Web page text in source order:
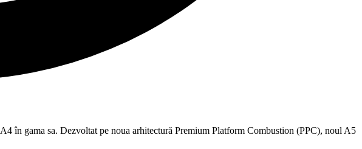
în gama sa. Dezvoltat pe noua arhitectură Premium Platform Combustion (PPC), noul A5